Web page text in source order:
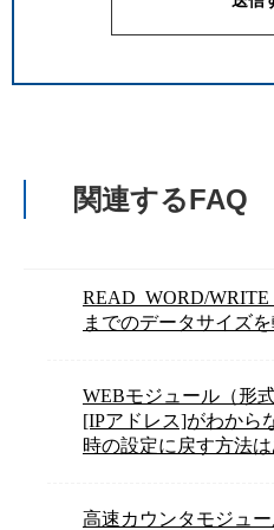
関連するFAQ
READ_WORD/
までのデータサイズ
WEBモジュール（形
[IPアドレス]がわから
時の設定に戻す方法
高速カウンタモジュ